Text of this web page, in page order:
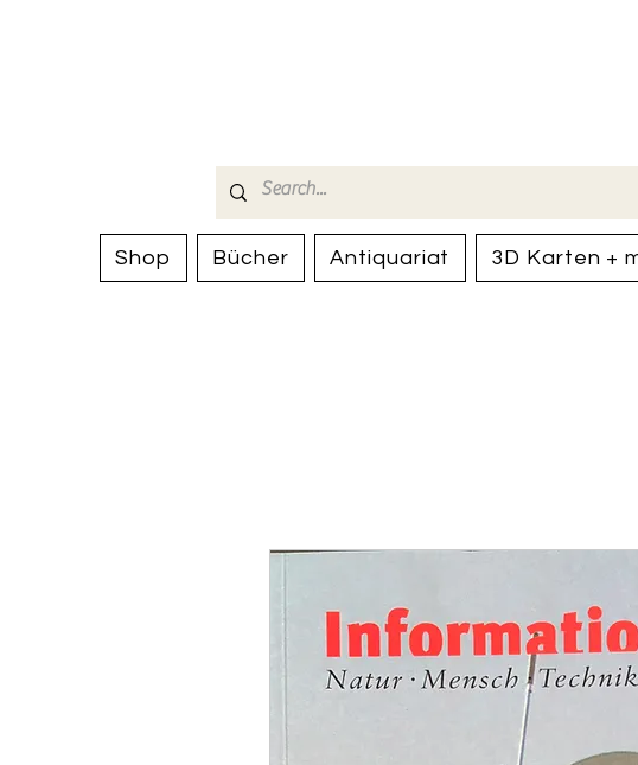
Shop Bücher Antiquariat 3D Karten +